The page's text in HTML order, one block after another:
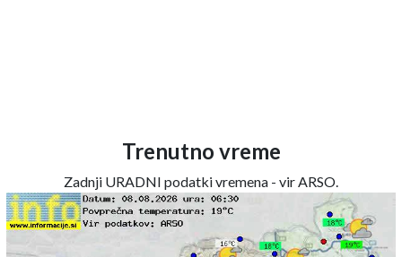
Trenutno vreme
Zadnji URADNI podatki vremena - vir ARSO.